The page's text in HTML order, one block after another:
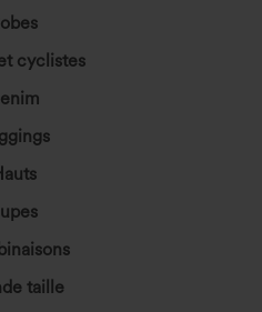
cyclistes
taille